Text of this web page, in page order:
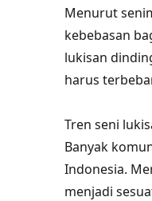
Menurut
kebebasan
lukisan
harus
Tren seni
Banyak
Indonesia.
menjadi